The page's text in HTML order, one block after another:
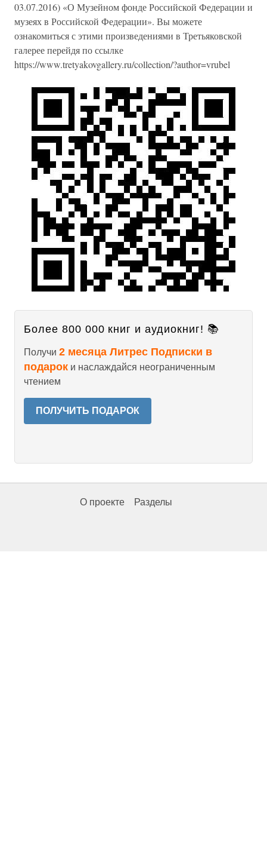
03.07.2016) «О Музейном фонде Российской Федерации и
музеях в Российской Федерации». Вы можете
ознакомиться с этими произведениями в Третьяковской
галерее перейдя по ссылке
https://www.tretyakovgallery.ru/collection/?author=vrubel
Более 800 000 книг и аудиокниг! 📚
Получи 2 месяца Литрес Подписки в
подарок и наслаждайся неограниченным
чтением
ПОЛУЧИТЬ ПОДАРОК
О проекте Разделы